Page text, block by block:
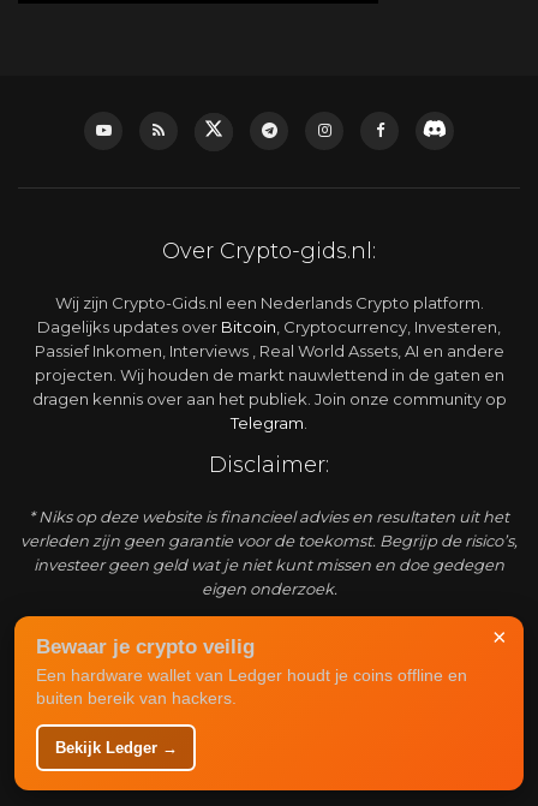
Over Crypto-gids.nl:
Wij zijn Crypto-Gids.nl een Nederlands Crypto platform.
Dagelijks updates over Bitcoin , Cryptocurrency, Investeren,
Passief Inkomen, Interviews , Real World Assets, AI en andere
projecten. Wij houden de markt nauwlettend in de gaten en
dragen kennis over aan het publiek. Join onze community op
Telegram
Disclaimer:
* Niks op deze website is financieel advies en resultaten uit het
verleden zijn geen garantie voor de toekomst. Begrijp de risico’s,
investeer geen geld wat je niet kunt missen en doe gedegen
eigen onderzoek.
Crypto-gids.nl is een enorm snel groeiend platform waar
actuele informatie over de markt weergegeven wordt. Het is
mogelijk om bij ons te adverteren om een grote crypto
doelgroep te bereiken. Zie
×
Bewaar je crypto veilig
Een hardware wallet van Ledger houdt je coins offline en
buiten bereik van hackers.
Bekijk Ledger →